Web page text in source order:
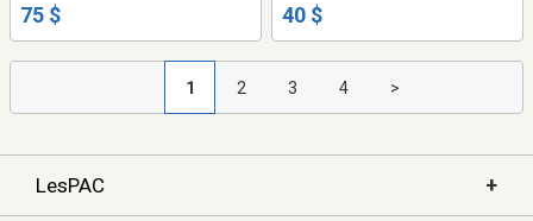
75 $ 40 $
1 2 3 4 >
LesPAC +